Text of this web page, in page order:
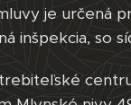
je určená
inšpekcia, so